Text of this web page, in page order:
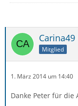
Carina49
Mitglied
1. März 2014 um 14:40
Danke Peter für die